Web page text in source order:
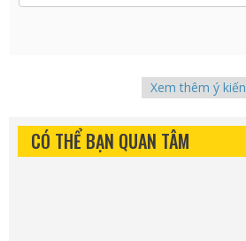
Xem thêm ý kiến
CÓ THỂ BẠN QUAN TÂM